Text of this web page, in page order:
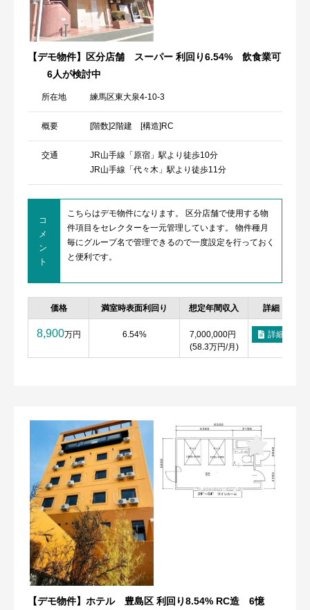
【デモ物件】区分店舗 スーパー 利回り6.54% 飲食業可
6人が検討中
所在地 練馬区東大泉4-10-3
概要 [階数]2階建 [構造]RC
交通
JR山手線「原宿」駅より徒歩10分
JR山手線「代々木」駅より徒歩11分
コ
メ
ン
ト
こちらはデモ物件になります。 区分店舗で使用する物
件項目をセレクターを一元管理しています。 物件種月
毎にグループ名で管理できるので一度設定を行っておく
と便利です。
価格 満室時表面利回り 想定年間収入 詳細
8,900万円 6.54%
7,000,000円
(58.3万円/月)
詳細
【デモ物件】ホテル 豊島区 利回り8.54% RC造 6憶